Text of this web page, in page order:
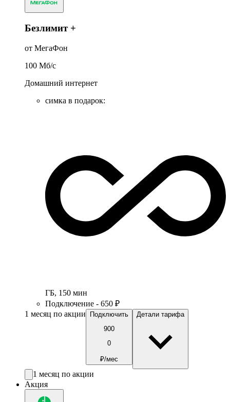
Безлимит +
от МегаФон
100 Мб/c
Домашний интернет
симка в подарок:
ГБ, 150 мин
Подключение - 650 ₽
1 месяц по акции
Подключить
900
0
₽/мес
Детали тарифа
1 месяц по акции
Акция